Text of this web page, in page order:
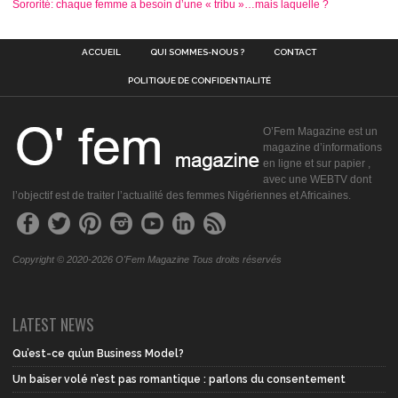
Sororité: chaque femme a besoin d’une « tribu »…mais laquelle ?
ACCUEIL QUI SOMMES-NOUS ? CONTACT
POLITIQUE DE CONFIDENTIALITÉ
O’Fem Magazine est un
magazine d’informations
en ligne et sur papier ,
avec une WEBTV dont
l’objectif est de traiter l’actualité des femmes Nigériennes et Africaines.
Copyright © 2020-2026 O'Fem Magazine Tous droits réservés
LATEST NEWS
Qu’est-ce qu’un Business Model?
Un baiser volé n’est pas romantique : parlons du consentement